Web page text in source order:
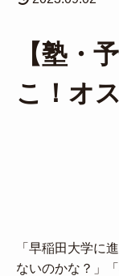
【塾・
こ！オ
「早稲田大学に
ないのかな？」